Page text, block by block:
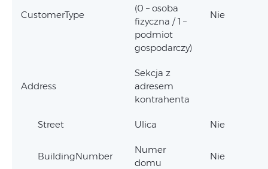
CustomerType
(0 – osoba
fizyczna / 1 –
podmiot
gospodarczy)
Nie
Address
Sekcja z
adresem
kontrahenta
Street Ulica Nie
BuildingNumber
Numer
domu
Nie